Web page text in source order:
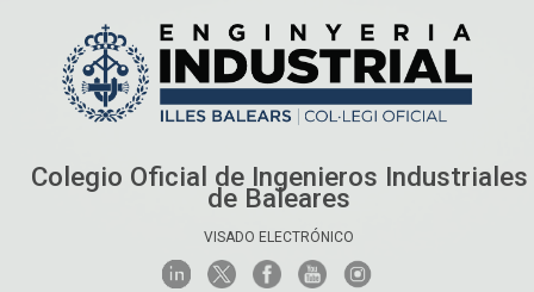
Colegio Oficial de Ingenieros Industriales
de Baleares
VISADO ELECTRÓNICO